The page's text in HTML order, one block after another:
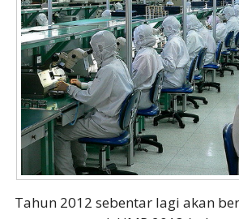
Tahun 2012 sebentar lagi akan